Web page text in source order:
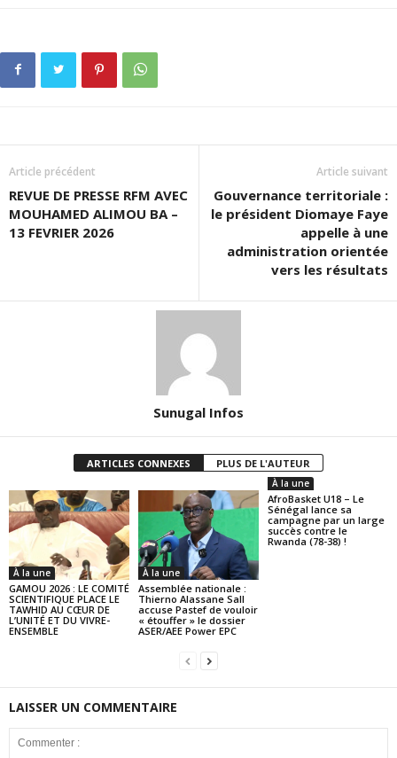
Article précédent
REVUE DE PRESSE RFM AVEC
MOUHAMED ALIMOU BA –
13 FEVRIER 2026
Article suivant
Gouvernance territoriale :
le président Diomaye Faye
appelle à une
administration orientée
vers les résultats
Sunugal Infos
ARTICLES CONNEXES PLUS DE L'AUTEUR
À la une
GAMOU 2026 : LE COMITÉ
SCIENTIFIQUE PLACE LE
TAWHID AU CŒUR DE
L’UNITÉ ET DU VIVRE-
ENSEMBLE
À la une
Assemblée nationale :
Thierno Alassane Sall
accuse Pastef de vouloir
« étouffer » le dossier
ASER/AEE Power EPC
À la une
AfroBasket U18 – Le
Sénégal lance sa
campagne par un large
succès contre le
Rwanda (78-38) !
LAISSER UN COMMENTAIRE